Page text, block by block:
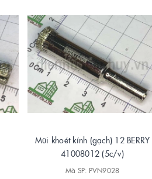
Mũi khoét kính (gạch) 12 BERRY
41008012 (5c/v)
Mã SP: PVN9028